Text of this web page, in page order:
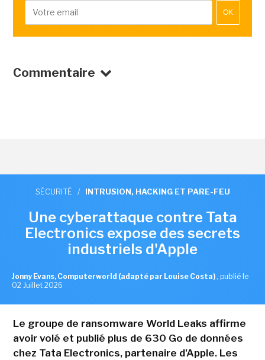
OK
Commentaire
SÉCURITÉ / INTRUSION, HACKING ET PARE-FEU
Une cyberattaque contre Tata
Electronics expose des secrets
industriels d'Apple
Jonny Evans, Computerworld (adapté par Louise Costa) , publié le
02 Juillet 2026
Le groupe de ransomware World Leaks affirme
avoir volé et publié plus de 630 Go de données
chez Tata Electronics, partenaire d'Apple. Les